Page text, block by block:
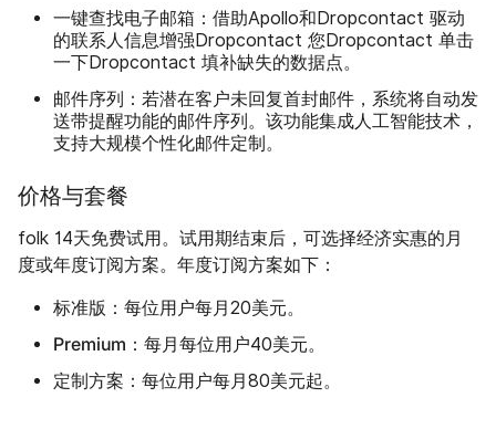
一键查找电子邮箱： 借助Apollo和Dropcontact 驱动
的联系人信息增强Dropcontact 您Dropcontact 单击
一下Dropcontact 填补缺失的数据点。
邮件序列： 若潜在客户未回复首封邮件，系统将自动发
送带提醒功能的邮件序列。该功能集成人工智能技术，
支持大规模个性化邮件定制。
价格与套餐
folk 14天免费试用。试用期结束后，可选择经济实惠的月
度或年度订阅方案。年度订阅方案如下：
标准版： 每位用户每月20美元。
Premium： 每月每位用户40美元。
定制方案： 每位用户每月80美元起。